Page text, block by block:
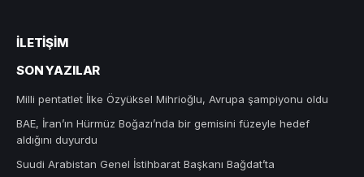
İLETIŞIM
SON YAZILAR
Milli pentatlet İlke Özyüksel Mihrioğlu, Avrupa şampiyonu oldu
BAE, İran’ın Hürmüz Boğazı’nda bir gemisini füzeyle hedef
aldığını duyurdu
Suudi Arabistan Genel İstihbarat Başkanı Bağdat’ta